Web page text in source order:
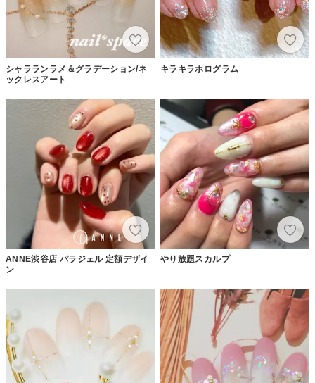
シャラランラメ＆グラデーション/ネ
ックレスアート
キラキラホログラム
ANNE渋谷店 パラジェル 定額デザイ
ン
やり放題スカルプ